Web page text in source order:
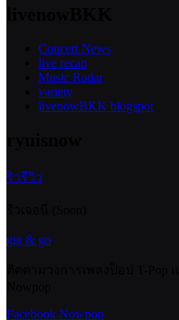
Concert News
live recap
Music Radar
variety
livenowBKK blogspot
ริวรีวิว
gig & go
Facebook Nowpop